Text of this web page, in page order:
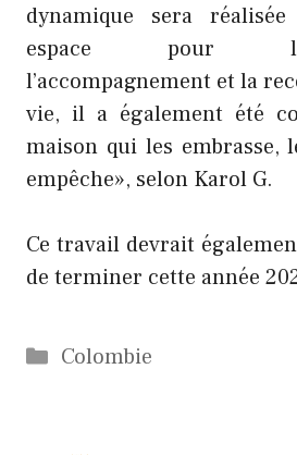
dynamique sera
espace pour
l’accompagnement et la
vie, il a également été
maison qui les embrasse,
empêche», selon Karol G.
Ce travail devrait
de terminer cette année
Catégories
Colombie